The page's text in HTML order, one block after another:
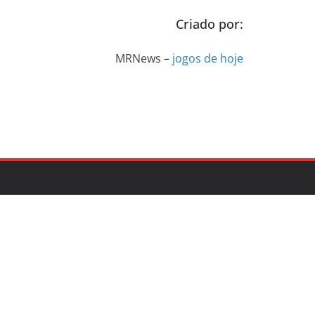
Criado por:
MRNews – jogos de hoje